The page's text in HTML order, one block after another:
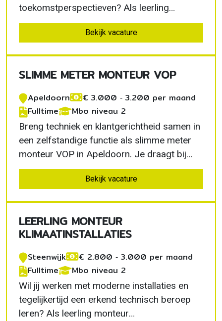
toekomstperspectieven? Als leerling
installatiemonteur warmtetechniek in
Doetinchem combineer je werken en leren.
verwarmingsinstallaties en groeit…
Bekijk vacature
SLIMME METER MONTEUR VOP
Apeldoorn
€ 3.000 ‐ 3.200 per maand
Fulltime
Mbo niveau 2
Breng techniek en klantgerichtheid samen in
een zelfstandige functie als slimme meter
monteur VOP in Apeldoorn. Je draagt bij
aan de energietransitie, werkt met moderne
apparatuur en komt dagelijks bij mensen
Bekijk vacature
LEERLING MONTEUR
KLIMAATINSTALLATIES
Steenwijk
€ 2.800 ‐ 3.000 per maand
Fulltime
Mbo niveau 2
Wil jij werken met moderne installaties en
tegelijkertijd een erkend technisch beroep
leren? Als leerling monteur